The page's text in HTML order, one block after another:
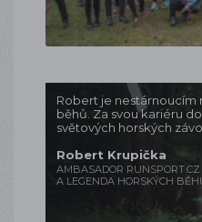
Robert je
běhů. Za svou kariéru
světových horských
Robert Krupička
AMBASADOR RUNSPORT.CZ
A LEGENDA HORSKÝCH